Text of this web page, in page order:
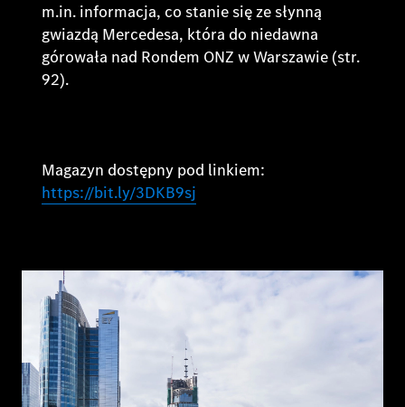
m.in. informacja, co stanie się ze słynną
gwiazdą Mercedesa, która do niedawna
górowała nad Rondem ONZ w Warszawie (str.
92).
Magazyn dostępny pod linkiem:
https://bit.ly/3DKB9sj